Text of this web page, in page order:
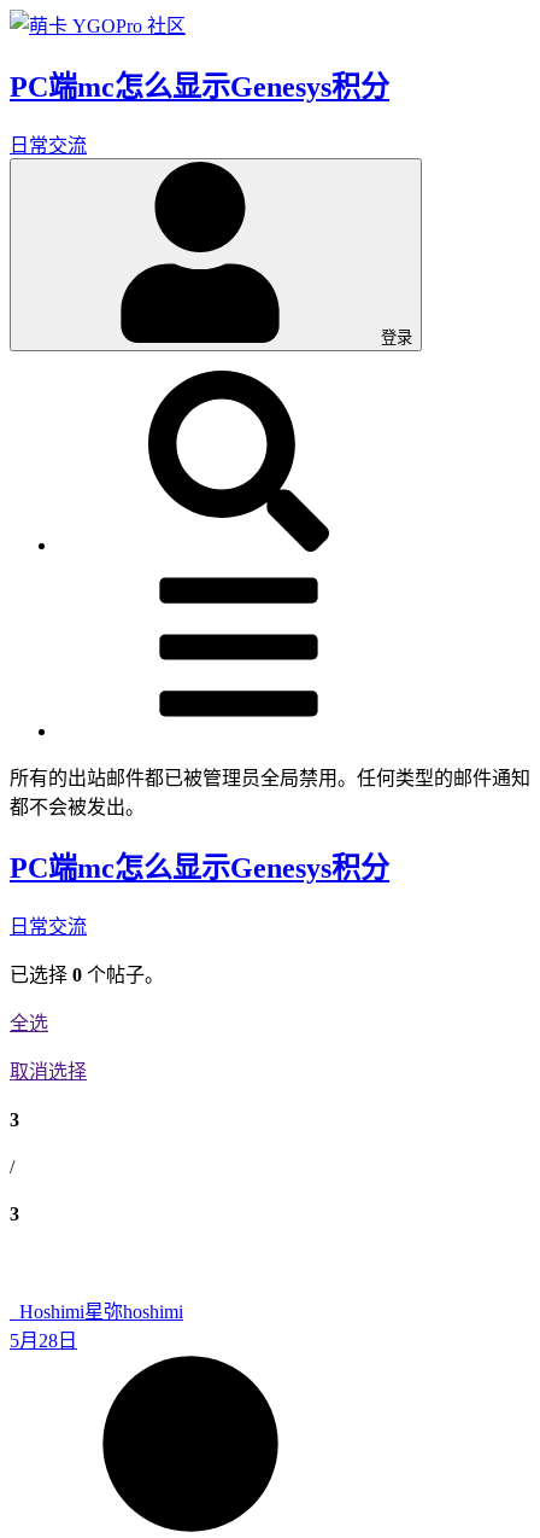
PC端mc怎么显示Genesys积分
日常交流
登录
所有的出站邮件都已被管理员全局禁用。任何类型的邮件通知
都不会被发出。
PC端mc怎么显示Genesys积分
日常交流
已选择 0 个帖子。
全选
取消选择
3
/
3
_Hoshimi星弥hoshimi
5月28日